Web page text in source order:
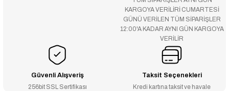
KARGOYA VERİLİRİ CUMARTESİ
GÜNÜ VERİLEN TÜM SİPARİŞLER
12:00'A KADAR AYNI GÜN KARGOYA
VERİLİR
Güvenli Alışveriş
256bit SSL Sertifikası
Taksit Seçenekleri
Kredi kartına taksit ve havale